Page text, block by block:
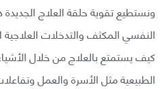
ونستطيع تقوية حلقة العلاج
النفسي المكثف والتدخلات العلاجية
كيف يستمتع بالعلاج من خلال
الطبيعية مثل الأسرة والعمل